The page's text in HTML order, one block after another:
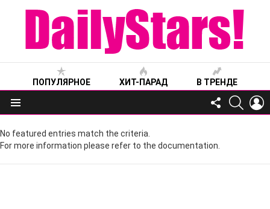
ПОПУЛЯРНОЕ ХИТ-ПАРАД В ТРЕНДЕ
Меню
FOLLOW
US
No featured entries match the criteria.
For more information please refer to the documentation.